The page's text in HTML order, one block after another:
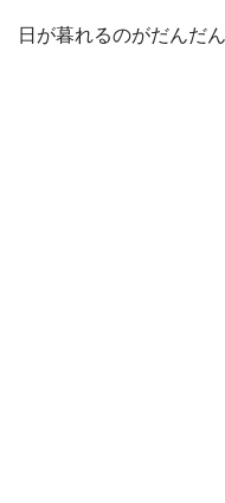
日が暮れるのがだんだ